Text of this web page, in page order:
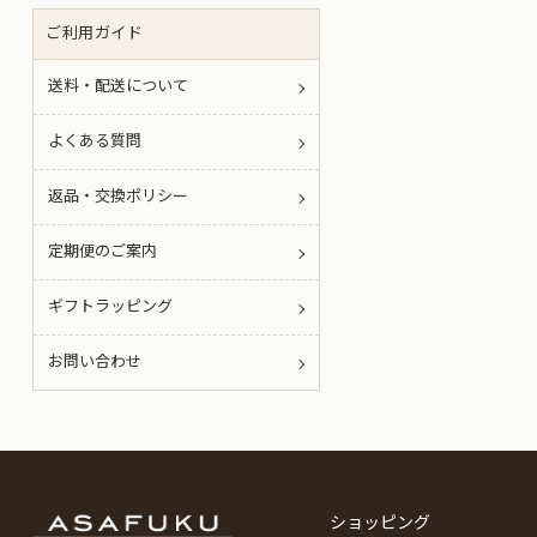
ご利用ガイド
送料・配送について
よくある質問
返品・交換ポリシー
定期便のご案内
ギフトラッピング
お問い合わせ
ショッピング